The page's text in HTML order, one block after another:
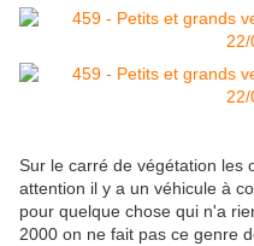
Sur le carré de végétation les
attention il y a un véhicule à
pour quelque chose qui n'a
2000 on ne fait pas ce genre